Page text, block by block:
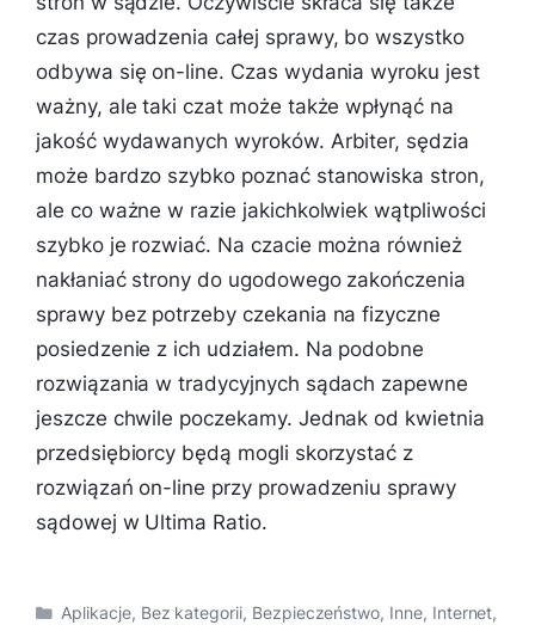
czas prowadzenia całej sprawy, bo wszystko
odbywa się on-line. Czas wydania wyroku jest
ważny, ale taki czat może także wpłynąć na
jakość wydawanych wyroków. Arbiter, sędzia
może bardzo szybko poznać stanowiska stron,
ale co ważne w razie jakichkolwiek wątpliwości
szybko je rozwiać. Na czacie można również
nakłaniać strony do ugodowego zakończenia
sprawy bez potrzeby czekania na fizyczne
posiedzenie z ich udziałem. Na podobne
rozwiązania w tradycyjnych sądach zapewne
jeszcze chwile poczekamy. Jednak od kwietnia
przedsiębiorcy będą mogli skorzystać z
rozwiązań on-line przy prowadzeniu sprawy
sądowej w Ultima Ratio.
Kategorie
Aplikacje, Bez kategorii, Bezpieczeństwo, Inne, Internet,